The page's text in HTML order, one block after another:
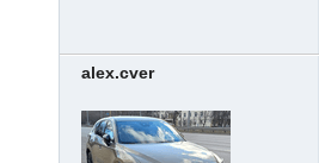
alex.cver